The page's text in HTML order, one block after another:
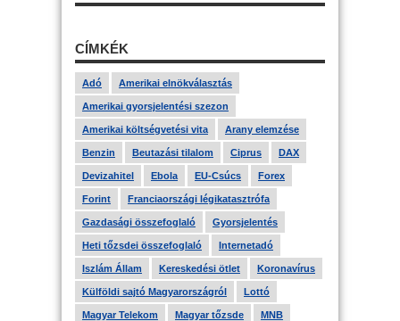
CÍMKÉK
Adó Amerikai elnökválasztás
Amerikai gyorsjelentési szezon
Amerikai költségvetési vita Arany elemzése
Benzin Beutazási tilalom Ciprus DAX
Devizahitel Ebola EU-Csúcs Forex
Forint Franciaországi légikatasztrófa
Gazdasági összefoglaló Gyorsjelentés
Heti tőzsdei összefoglaló Internetadó
Iszlám Állam Kereskedési ötlet Koronavírus
Külföldi sajtó Magyarországról Lottó
Magyar Telekom Magyar tőzsde MNB